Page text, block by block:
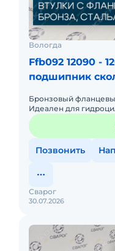
Вологда
Ffb092 12090 -
подшипник
Бронзовый
Идеален для
защищает
Позвонить
30.07.2026
Сварог